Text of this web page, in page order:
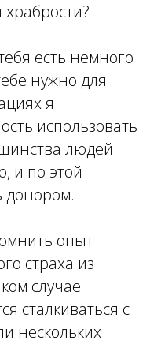
храбрости?
есть немного
нужно для
я
использовать
людей
и по этой
донором.
опыт
страха из
случае
сталкиваться с
нескольких